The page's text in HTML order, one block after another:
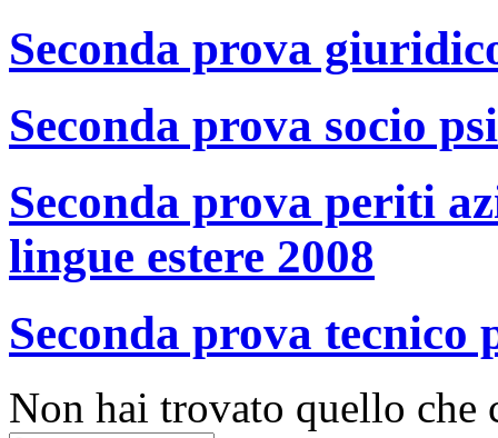
Seconda prova
Seconda prova socio
Seconda prova periti
lingue estere 2008
Seconda prova tecnico
Non hai trovato quello che